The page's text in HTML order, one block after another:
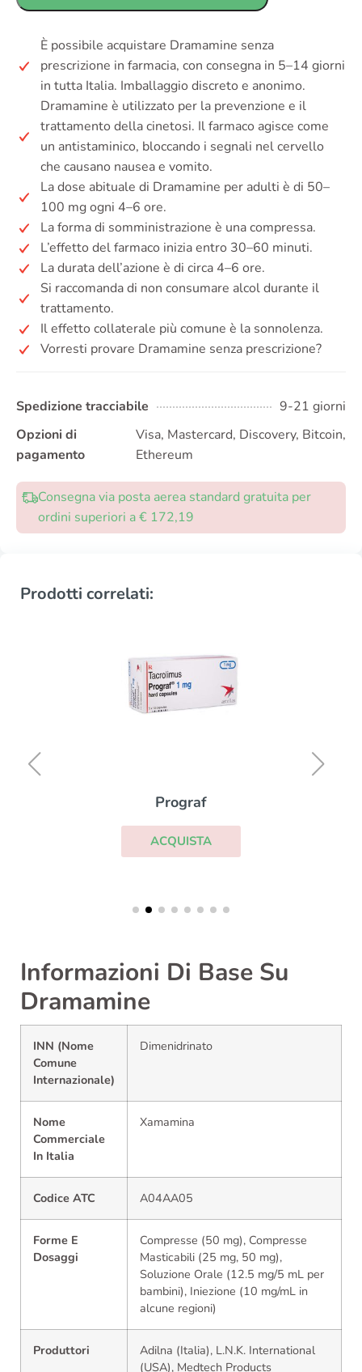
È possibile acquistare Dramamine senza
prescrizione in farmacia, con consegna in 5–14 giorni
in tutta Italia. Imballaggio discreto e anonimo.
Dramamine è utilizzato per la prevenzione e il
trattamento della cinetosi. Il farmaco agisce come
un antistaminico, bloccando i segnali nel cervello
che causano nausea e vomito.
La dose abituale di Dramamine per adulti è di 50–
100 mg ogni 4–6 ore.
La forma di somministrazione è una compressa.
L’effetto del farmaco inizia entro 30–60 minuti.
La durata dell’azione è di circa 4–6 ore.
Si raccomanda di non consumare alcol durante il
trattamento.
Il effetto collaterale più comune è la sonnolenza.
Vorresti provare Dramamine senza prescrizione?
Spedizione tracciabile
9-21 giorni
Opzioni di
pagamento
Visa, Mastercard, Discovery, Bitcoin,
Ethereum
Consegna via posta aerea standard gratuita per
ordini superiori a € 172,19
Prodotti correlati:
Prograf
ACQUISTA
Informazioni Di Base Su
Dramamine
INN (Nome
Comune
Internazionale)
Dimenidrinato
Nome
Commerciale
In Italia
Xamamina
Codice ATC A04AA05
Forme E
Dosaggi
Compresse (50 mg), Compresse
Masticabili (25 mg, 50 mg),
Soluzione Orale (12.5 mg/5 mL per
bambini), Iniezione (10 mg/mL in
alcune regioni)
Produttori
Adilna (Italia), L.N.K. International
(USA), Medtech Products